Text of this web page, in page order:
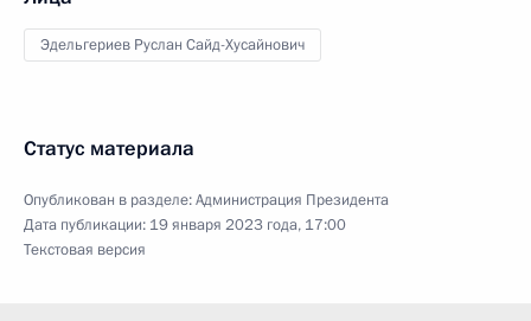
Эдельгериев Руслан Сайд-Хусайнович
Статус материала
Опубликован в разделе:Администрация Президента
Дата публикации: 19 января 2023 года, 17:00
Текстовая версия